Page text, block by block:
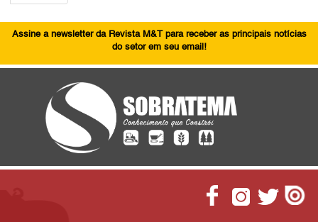
Assine a newsletter da Revista M&T para receber as principais notícias
do setor em seu email!